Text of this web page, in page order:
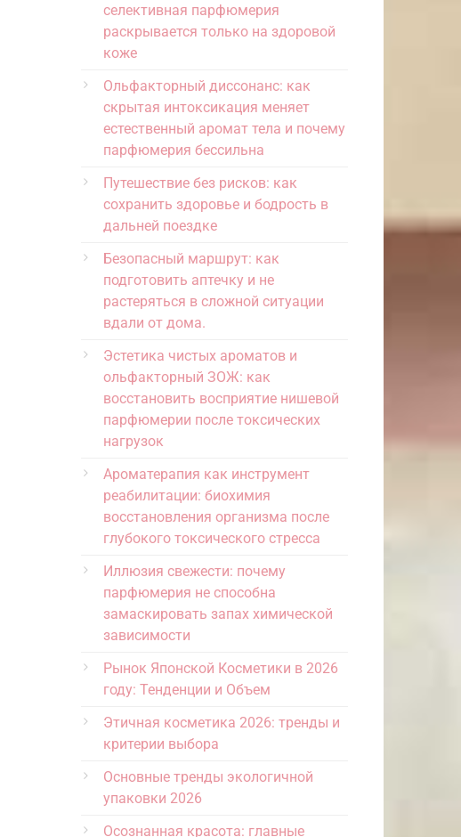
селективная парфюмерия
раскрывается только на здоровой
коже
Ольфакторный диссонанс: как
скрытая интоксикация меняет
естественный аромат тела и почему
парфюмерия бессильна
Путешествие без рисков: как
сохранить здоровье и бодрость в
дальней поездке
Безопасный маршрут: как
подготовить аптечку и не
растеряться в сложной ситуации
вдали от дома.
Эстетика чистых ароматов и
ольфакторный ЗОЖ: как
восстановить восприятие нишевой
парфюмерии после токсических
нагрузок
Ароматерапия как инструмент
реабилитации: биохимия
восстановления организма после
глубокого токсического стресса
Иллюзия свежести: почему
парфюмерия не способна
замаскировать запах химической
зависимости
Рынок Японской Косметики в 2026
году: Тенденции и Объем
Этичная косметика 2026: тренды и
критерии выбора
Основные тренды экологичной
упаковки 2026
Осознанная красота: главные